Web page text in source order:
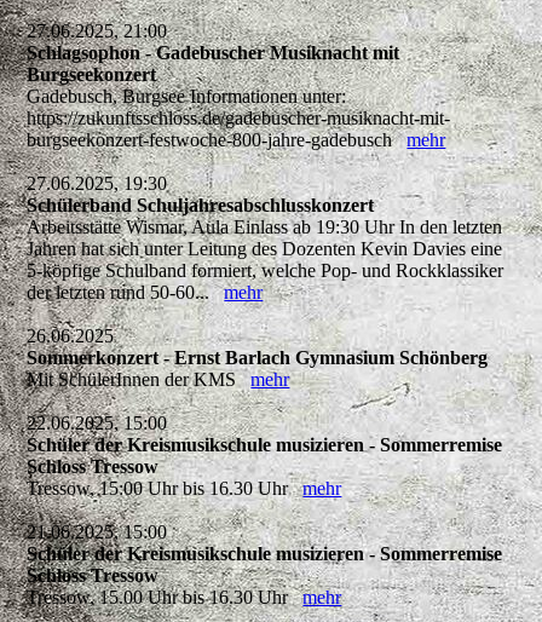
27.06.2025, 21:00
Schlagsophon - Gadebuscher Musiknacht mit
Burgseekonzert
Gadebusch, Burgsee Informationen unter:
https://zukunftsschloss.de/gadebuscher-musiknacht-mit-
burgseekonzert-festwoche-800-jahre-gadebuschmehr
27.06.2025, 19:30
Schülerband Schuljahresabschlusskonzert
Arbeitsstätte Wismar, Aula Einlass ab 19:30 Uhr In den letzten
Jahren hat sich unter Leitung des Dozenten Kevin Davies eine
5-köpfige Schulband formiert, welche Pop- und Rockklassiker
der letzten rund 50-60...mehr
26.06.2025
Sommerkonzert - Ernst Barlach Gymnasium Schönberg
Mit SchülerInnen der KMSmehr
22.06.2025, 15:00
Schüler der Kreismusikschule musizieren - Sommerremise
Schloss Tressow
Tressow, 15:00 Uhr bis 16.30 Uhrmehr
21.06.2025, 15:00
Schüler der Kreismusikschule musizieren - Sommerremise
Schloss Tressow
Tressow, 15.00 Uhr bis 16.30 Uhrmehr